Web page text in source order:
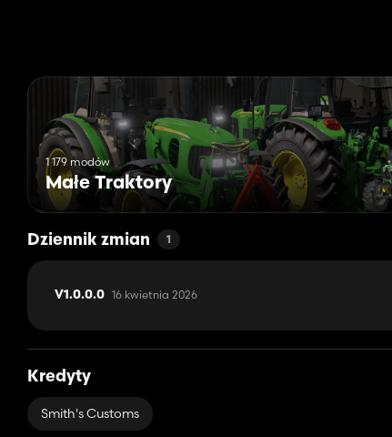
1 179 modów
Małe Traktory
Dziennik zmian 1
V1.0.0.0 16 kwietnia 2026
Kredyty
Smith's Customs